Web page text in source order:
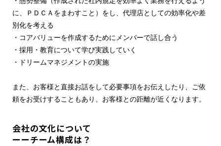
に、ＰＤＣＡをまわすこと）をし、代理店としての効率化や差
別化を考える
・コアバリューを作成するためにメンバーで話し合う
・採用・教育について学び実践していく
・ドリームマネジメントの実施
また、お客様と直接お話をして必要事項をお伝えしたり、ご依
頼をお受けすることもあり、お客様との距離が近くなります。
会社の文化について
ーーチーム構成は？